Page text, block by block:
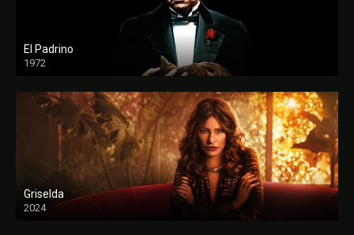
El Padrino
1972
FULL HD
Griselda
2024